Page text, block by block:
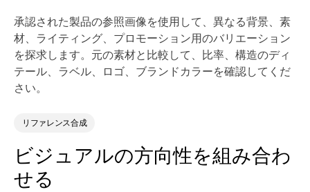
承認された製品の参照画像を使用して、異なる背景、素
材、ライティング、プロモーション用のバリエーション
を探求します。元の素材と比較して、比率、構造のディ
テール、ラベル、ロゴ、ブランドカラーを確認してくだ
さい。
リファレンス合成
ビジュアルの方向性を組み合わ
せる